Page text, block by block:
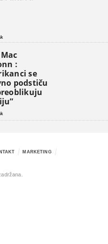
:
se
podstiču
MARKETING